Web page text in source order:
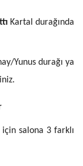
Kartal durağında
Yunus durağı ya
salona 3 farklı